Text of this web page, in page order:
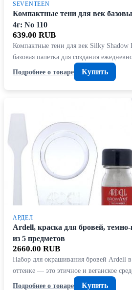
SEVENTEEN
Компактные тени для век
4г: No 110
639.00 RUB
Компактные тени для век Silky Shadow
базовая палетка для создания
Подробнее о товаре
Купить
АРДЕЛ
Ardell, краска для бровей,
из 5 предметов
2660.00 RUB
Набор для окрашивания бровей Ardell
оттенке — это этичное и веганское
Подробнее о товаре
Купить